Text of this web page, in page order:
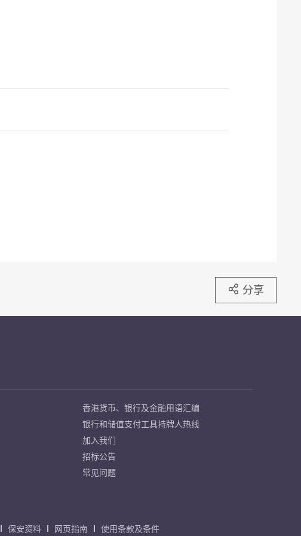
分享
香港货币、银行及金融用语汇编
银行和储值支付工具持牌人热线
加入我们
招标公告
常见问题
保安资料 网页指南 使用条款及条件